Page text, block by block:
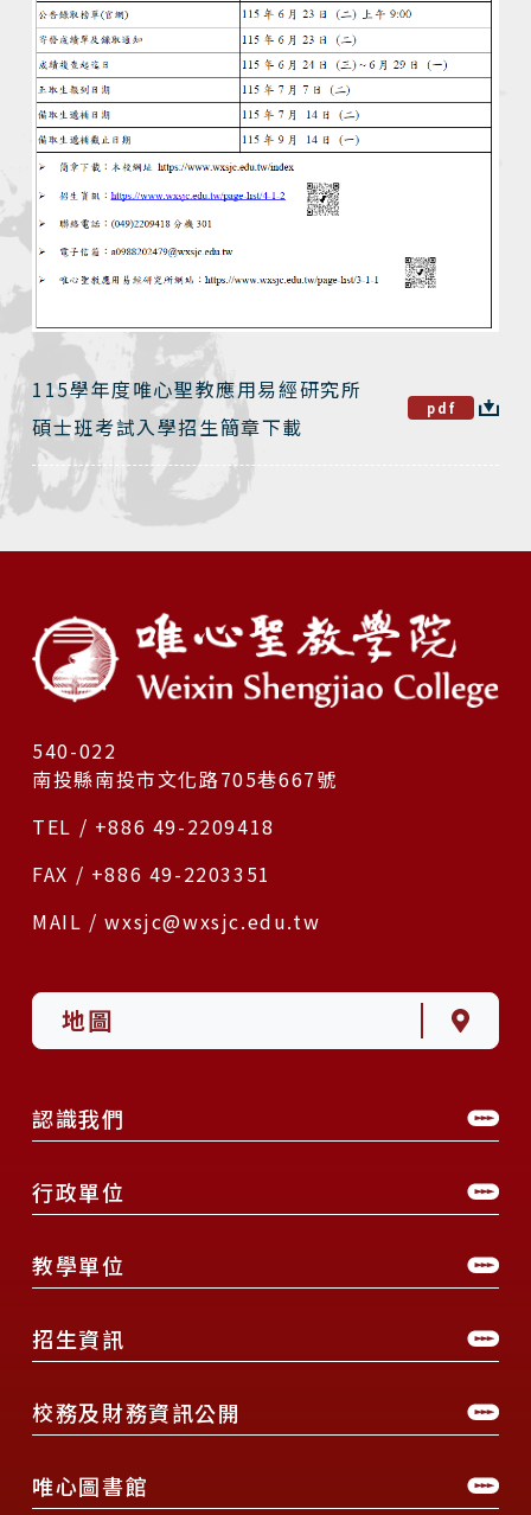
115學年度唯心聖教應用易經研究所
碩士班考試入學招生簡章下載
pdf
540-022
南投縣南投市文化路705巷667號
TEL / +886 49-2209418
FAX / +886 49-2203351
MAIL / wxsjc@wxsjc.edu.tw
地圖
認識我們
行政單位
教學單位
招生資訊
校務及財務資訊公開
唯心圖書館